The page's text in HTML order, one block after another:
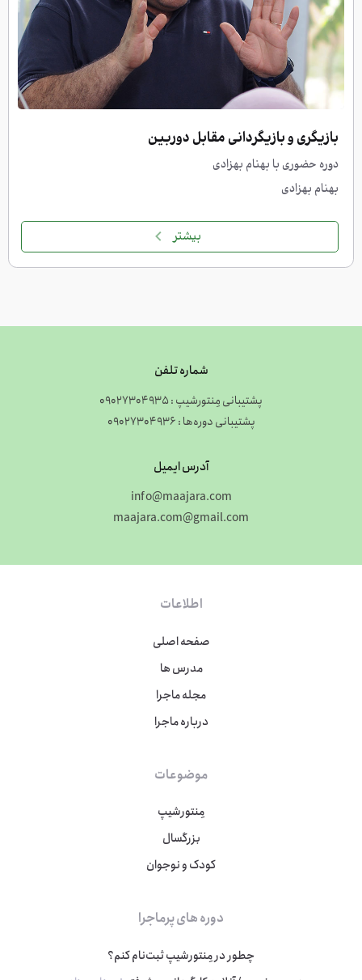
بازیگری و بازیگردانی مقابل دوربین
دوره حضوری با بهنام بهزادی
بهنام بهزادی
بیشتر
شماره تلفن
پشتیبانی مِنتورشیپ : 09027304935
پشتیبانی دوره‌ها : 09027304936
آدرس ایمیل
info@maajara.com
maajara.com@gmail.com
اطلاعات
صفحه اصلی
مدرس ها
مجله ماجرا
درباره ماجرا
موضوعات
مِنتورشیپ
بزرگسال
کودک و نوجوان
دوره های پرماجرا
چطور در مِنتورشیپ ثبت‌نام کنم؟